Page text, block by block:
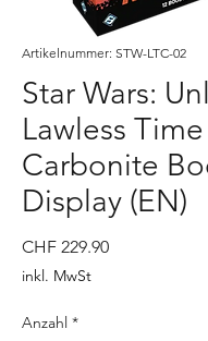
Artikelnummer: STW-LTC-02
Star Wars:
Lawless
Carbonite
Display (EN)
CHF 229.90Preis
inkl. MwSt
Anzahl *